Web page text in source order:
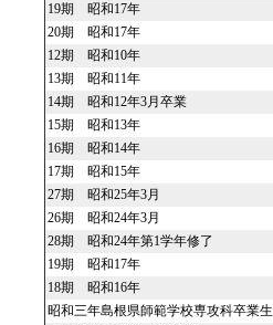
19期 昭和17年
20期 昭和17年
12期 昭和10年
13期 昭和11年
14期 昭和12年3月卒業
15期 昭和13年
16期 昭和14年
17期 昭和15年
27期 昭和25年3月
26期 昭和24年3月
28期 昭和24年第1学年修了
19期 昭和17年
18期 昭和16年
昭和三年島根県師範学校専攻科卒業生